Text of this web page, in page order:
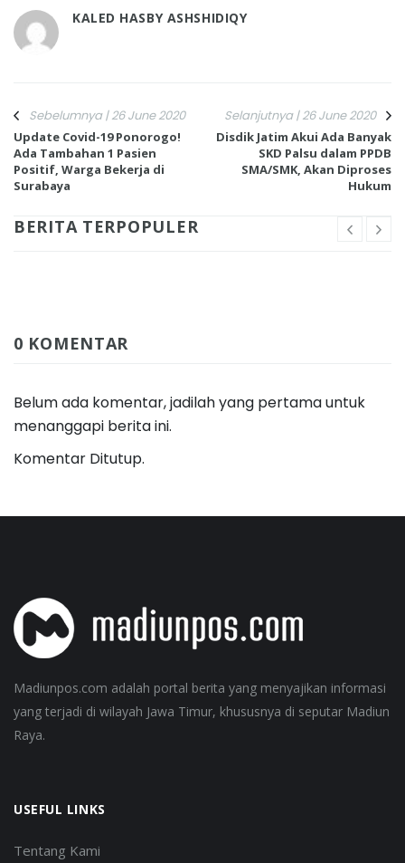
KALED HASBY ASHSHIDIQY
Sebelumnya | 26 June 2020
Update Covid-19 Ponorogo!
Ada Tambahan 1 Pasien
Positif, Warga Bekerja di
Surabaya
Selanjutnya | 26 June 2020
Disdik Jatim Akui Ada Banyak
SKD Palsu dalam PPDB
SMA/SMK, Akan Diproses
Hukum
BERITA TERPOPULER
0 KOMENTAR
Belum ada komentar, jadilah yang pertama untuk
menanggapi berita ini.
Komentar Ditutup.
Madiunpos.com adalah portal berita yang menyajikan informasi
yang terjadi di wilayah Jawa Timur, khususnya di seputar Madiun
Raya.
USEFUL LINKS
Tentang Kami